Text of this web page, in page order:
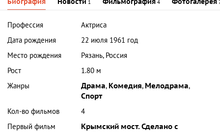
Биография Новости 1 Фильмография 4 Фотогалерея
Профессия
Актриса
Дата рождения
22 июля 1961 год
Место рождения
Рязань, Россия
Рост
1.80 м
Жанры
Драма, Комедия, Мелодрама,
Спорт
Кол-во фильмов
4
Первый фильм
Крымский мост. Сделано с